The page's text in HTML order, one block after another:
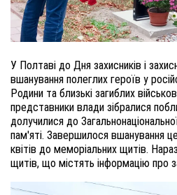
У Полтаві до Дня захисників і
вшанування полеглих героїв у
Родини та близькі загиблих
представники влади зібралися
долучилися до
пам'яті. Завершилося вшанування
квітів до меморіальних щитів.
щитів, що містять інформацію про